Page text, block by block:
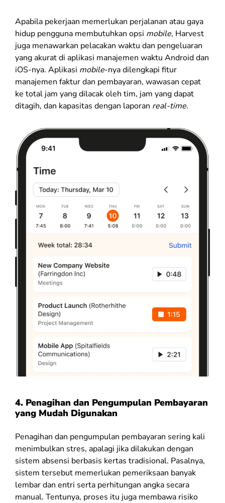
Apabila pekerjaan memerlukan perjalanan atau gaya
hidup pengguna membutuhkan opsi mobile, Harvest
juga menawarkan pelacakan waktu dan pengeluaran
yang akurat di aplikasi manajemen waktu Android dan
iOS-nya. Aplikasi mobile-nya dilengkapi fitur
manajemen faktur dan pembayaran, wawasan cepat
ke total jam yang dilacak oleh tim, jam yang dapat
ditagih, dan kapasitas dengan laporan real-time.
4. Penagihan dan Pengumpulan Pembayaran
yang Mudah Digunakan
Penagihan dan pengumpulan pembayaran sering kali
menimbulkan stres, apalagi jika dilakukan dengan
sistem absensi berbasis kertas tradisional. Pasalnya,
sistem tersebut memerlukan pemeriksaan banyak
lembar dan entri serta perhitungan angka secara
manual. Tentunya, proses itu juga membawa risiko